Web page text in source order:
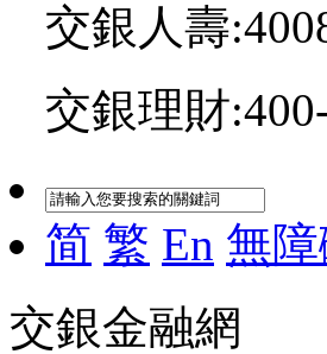
交銀人壽
交銀理財
简 繁 En 無障
交銀金融網